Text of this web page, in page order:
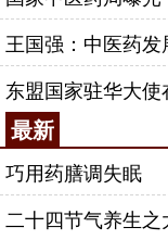
王国强：中医药
东盟国家驻华大
最新
巧用药膳调失眠
二十四节气养生之